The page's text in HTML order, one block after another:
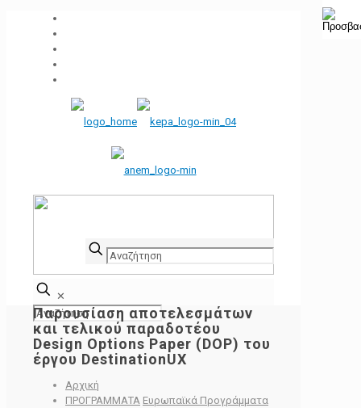
✕
Παρουσίαση αποτελεσμάτων
και τελικού παραδοτέου
Design Options Paper (DOP) του
έργου DestinationUX
Αρχική
ΠΡΟΓΡΑΜΜΑΤΑ Ευρωπαϊκά Προγράμματα